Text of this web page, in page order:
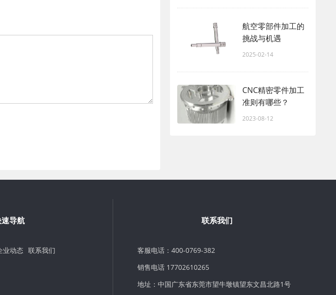
航空零部件加工的
挑战与机遇
2025-02-14
CNC精密零件加工
准则有哪些？
2023-08-12
导航
业动态 联系我们
联系我们
客服电话：400-0769-382
销售电话 17702610265
地址：中国广东省东莞市望牛墩镇望东文昌北路1号